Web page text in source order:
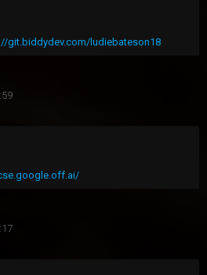
git.biddydev.com/ludiebateson18